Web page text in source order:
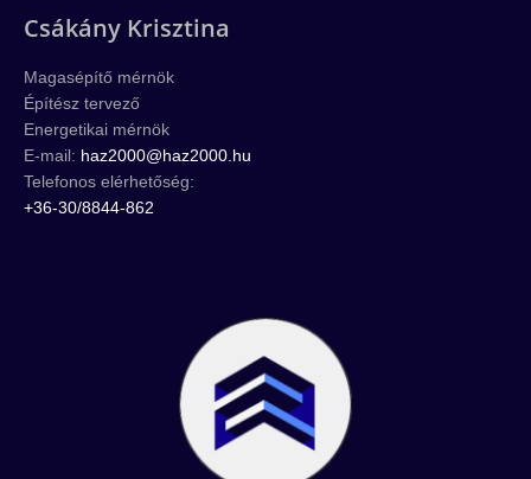
Csákány Krisztina
Magasépítő mérnök
Építész tervező
Energetikai mérnök
E-mail: haz2000@haz2000.hu
Telefonos elérhetőség:
+36-30/8844-862